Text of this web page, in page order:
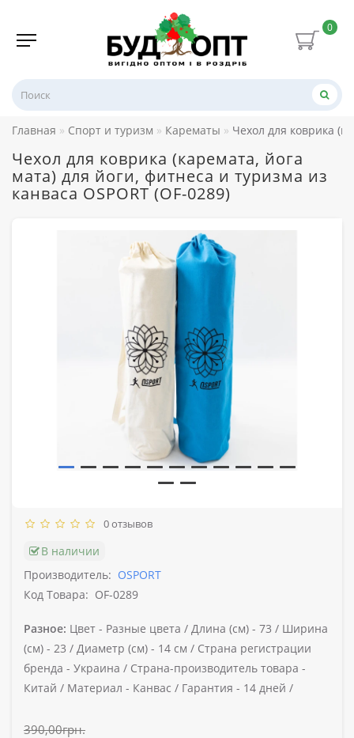
0
Главная Спорт и туризм Карематы Чехол для коврика
Чехол для коврика (каремата, йога
мата) для йоги, фитнеса и туризма из
канваса OSPORT (OF-0289)
0 отзывов
В наличии
Производитель: OSPORT
Код Товара: OF-0289
Разное: Цвет - Разные цвета / Длина (см) - 73 / Ширина
(см) - 23 / Диаметр (cм) - 14 см / Страна регистрации
бренда - Украина / Страна-производитель товара -
Китай / Материал - Канвас / Гарантия - 14 дней /
390,00грн.